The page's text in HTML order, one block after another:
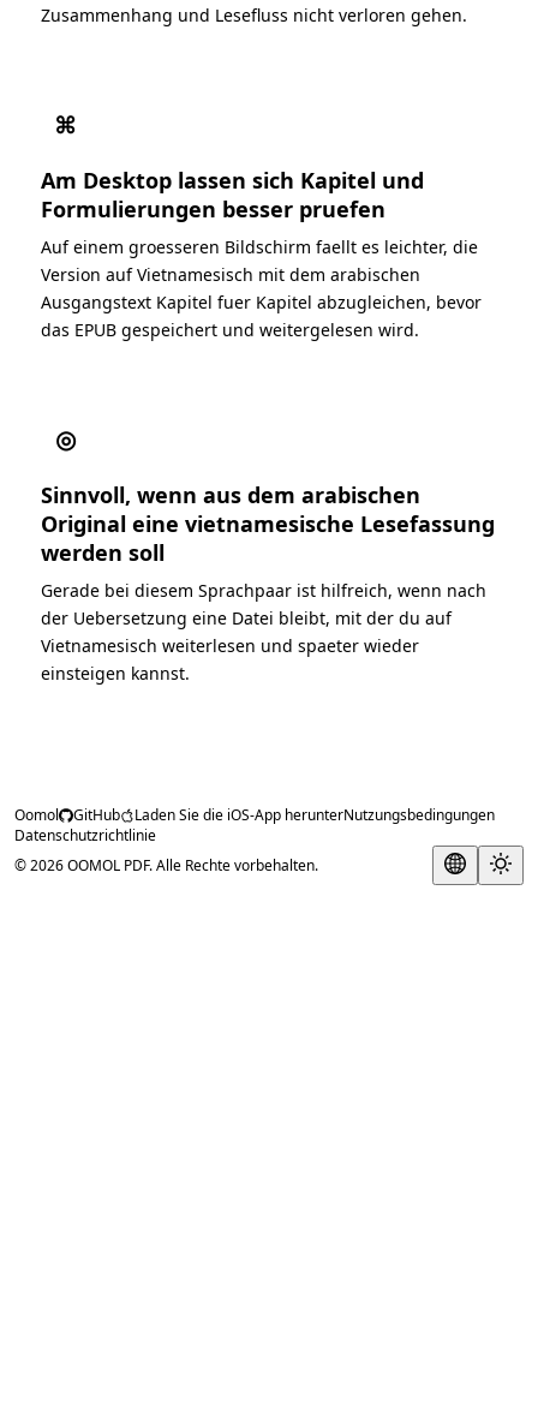
Zusammenhang und Lesefluss nicht verloren gehen.
⌘
Am Desktop lassen sich Kapitel und
Formulierungen besser pruefen
Auf einem groesseren Bildschirm faellt es leichter, die
Version auf Vietnamesisch mit dem arabischen
Ausgangstext Kapitel fuer Kapitel abzugleichen, bevor
das EPUB gespeichert und weitergelesen wird.
◎
Sinnvoll, wenn aus dem arabischen
Original eine vietnamesische Lesefassung
werden soll
Gerade bei diesem Sprachpaar ist hilfreich, wenn nach
der Uebersetzung eine Datei bleibt, mit der du auf
Vietnamesisch weiterlesen und spaeter wieder
einsteigen kannst.
Oomol GitHub Laden Sie die iOS-App herunterNutzungsbedingungen
Datenschutzrichtlinie
© 2026 OOMOL PDF. Alle Rechte vorbehalten.